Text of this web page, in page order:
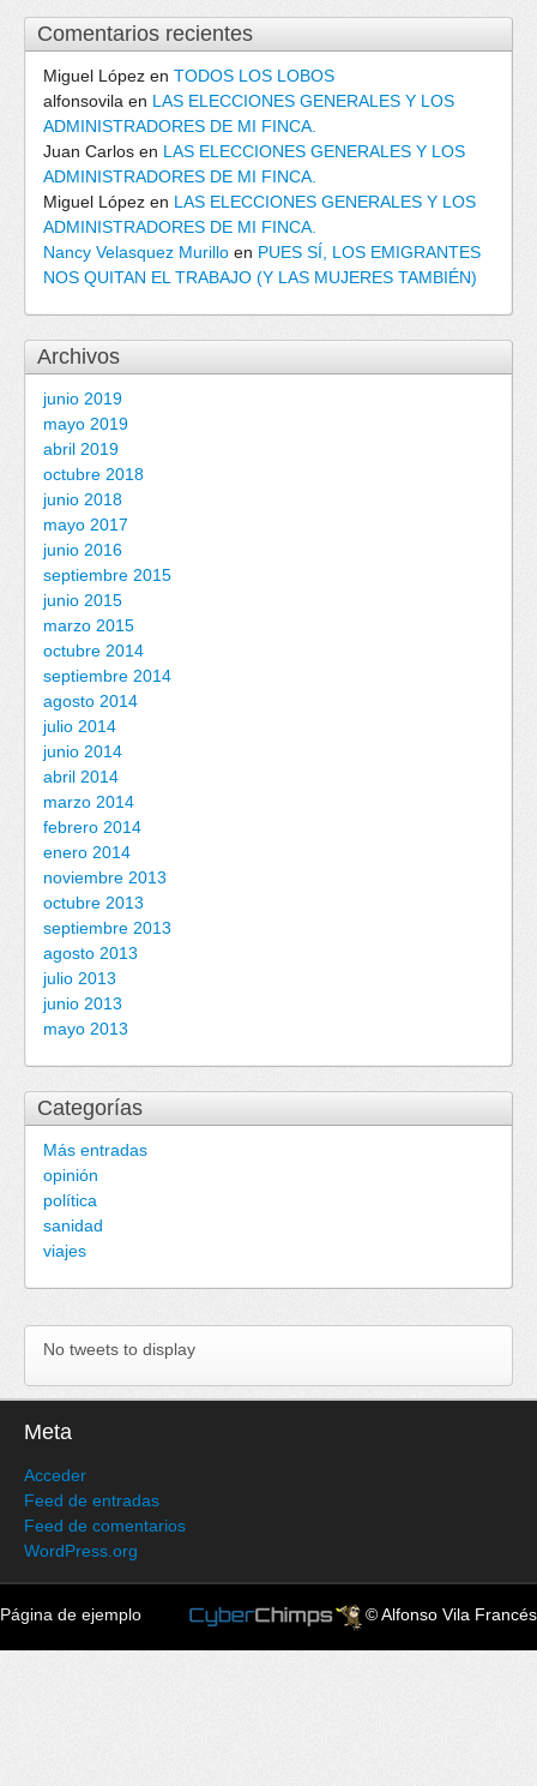
Comentarios recientes
Miguel López en TODOS LOS LOBOS
alfonsovila en LAS ELECCIONES GENERALES Y LOS
ADMINISTRADORES DE MI FINCA.
Juan Carlos en LAS ELECCIONES GENERALES Y LOS
ADMINISTRADORES DE MI FINCA.
Miguel López en LAS ELECCIONES GENERALES Y LOS
ADMINISTRADORES DE MI FINCA.
Nancy Velasquez Murillo en PUES SÍ, LOS EMIGRANTES
NOS QUITAN EL TRABAJO (Y LAS MUJERES TAMBIÉN)
Archivos
junio 2019
mayo 2019
abril 2019
octubre 2018
junio 2018
mayo 2017
junio 2016
septiembre 2015
junio 2015
marzo 2015
octubre 2014
septiembre 2014
agosto 2014
julio 2014
junio 2014
abril 2014
marzo 2014
febrero 2014
enero 2014
noviembre 2013
octubre 2013
septiembre 2013
agosto 2013
julio 2013
junio 2013
mayo 2013
Categorías
Más entradas
opinión
política
sanidad
viajes
No tweets to display
Meta
Acceder
Feed de entradas
Feed de comentarios
WordPress.org
Página de ejemplo © Alfonso Vila Francés